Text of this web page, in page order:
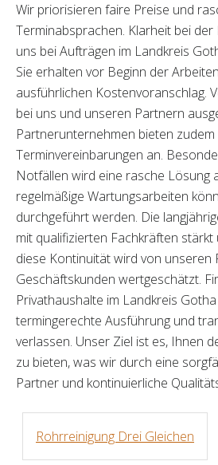
Wir priorisieren faire Preise und
Terminabsprachen. Klarheit bei der
uns bei Aufträgen im Landkreis
Sie erhalten vor Beginn der
ausführlichen Kostenvoranschlag.
bei uns und unseren Partnern
Partnerunternehmen bieten zudem
Terminvereinbarungen an.
Notfällen wird eine rasche Lösung
regelmäßige Wartungsarbeiten
durchgeführt werden. Die
mit qualifizierten Fachkräften
diese Kontinuität wird von unseren
Geschäftskunden wertgeschätzt.
Privathaushalte im Landkreis
termingerechte Ausführung und
verlassen. Unser Ziel ist es, Ihnen
zu bieten, was wir durch eine
Partner und kontinuierliche
Rohrreinigung Drei Gleichen